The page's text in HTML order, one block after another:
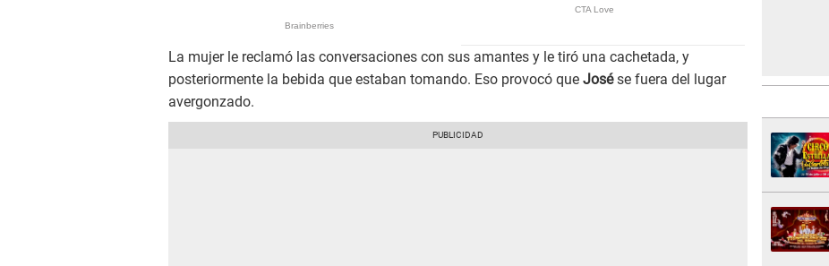
La mujer le reclamó las conversaciones con sus amantes y le tiró una cachetada, y
posteriormente la bebida que estaban tomando. Eso provocó que Josése fuera del lugar
avergonzado.